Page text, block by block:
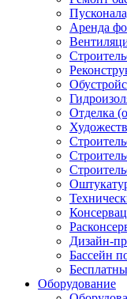
Аренда
Отделка
Дизайн-
Бассейн
Оборудование